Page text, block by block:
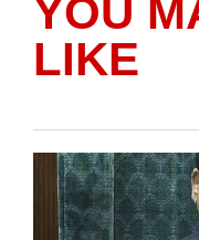
YOU
LIKE